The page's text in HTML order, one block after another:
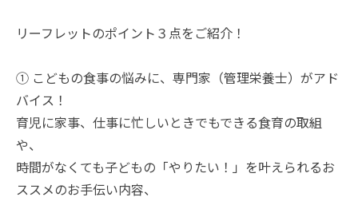
リーフレットのポイント３点をご紹介！
① こどもの食事の悩みに、専門家（管理栄養士）がアド
バイス！
育児に家事、仕事に忙しいときでもできる食育の取組
や、
時間がなくても子どもの「やりたい！」を叶えられるお
ススメのお手伝い内容、